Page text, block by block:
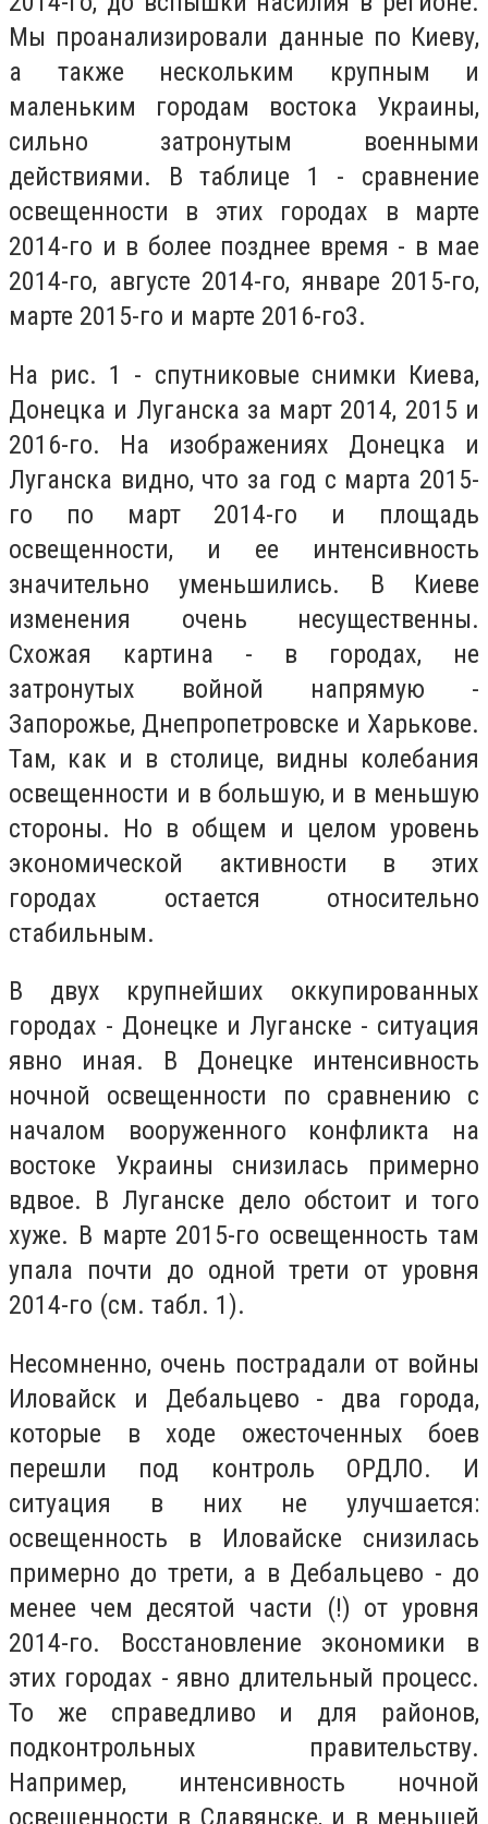
Мы проанализировали данные по Киеву,
а также нескольким крупным и
маленьким городам востока Украины,
сильно затронутым военными
действиями. В таблице 1 - сравнение
освещенности в этих городах в марте
2014-го и в более позднее время - в мае
2014-го, августе 2014-го, январе 2015-го,
марте 2015-го и марте 2016-го3.
На рис. 1 - спутниковые снимки Киева,
Донецка и Луганска за март 2014, 2015 и
2016-го. На изображениях Донецка и
Луганска видно, что за год с марта 2015-
го по март 2014-го и площадь
освещенности, и ее интенсивность
значительно уменьшились. В Киеве
изменения очень несущественны.
Схожая картина - в городах, не
затронутых войной напрямую -
Запорожье, Днепропетровске и Харькове.
Там, как и в столице, видны колебания
освещенности и в большую, и в меньшую
стороны. Но в общем и целом уровень
экономической активности в этих
городах остается относительно
стабильным.
В двух крупнейших оккупированных
городах - Донецке и Луганске - ситуация
явно иная. В Донецке интенсивность
ночной освещенности по сравнению с
началом вооруженного конфликта на
востоке Украины снизилась примерно
вдвое. В Луганске дело обстоит и того
хуже. В марте 2015-го освещенность там
упала почти до одной трети от уровня
2014-го (см. табл. 1).
Несомненно, очень пострадали от войны
Иловайск и Дебальцево - два города,
которые в ходе ожесточенных боев
перешли под контроль ОРДЛО. И
ситуация в них не улучшается:
освещенность в Иловайске снизилась
примерно до трети, а в Дебальцево - до
менее чем десятой части (!) от уровня
2014-го. Восстановление экономики в
этих городах - явно длительный процесс.
То же справедливо и для районов,
подконтрольных правительству.
Например, интенсивность ночной
освещенности в Славянске, и в меньшей